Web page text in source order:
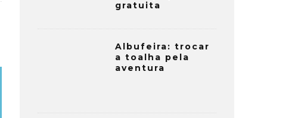
gratuita
Albufeira: trocar
a toalha pela
aventura